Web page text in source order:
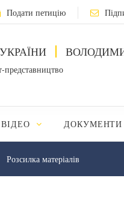
Подати петицію
представництво
ВІДЕО ДОКУМЕНТИ
Розсилка матеріалів